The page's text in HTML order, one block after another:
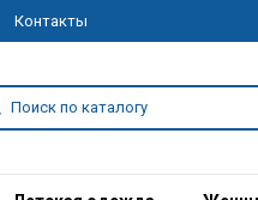
Контакты